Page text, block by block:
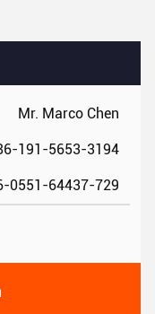
Mr. Marco Chen
191-5653-3194
0551-64437-729